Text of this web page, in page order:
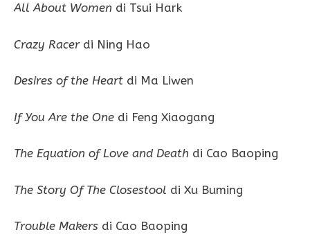
All About Women di Tsui Hark
Crazy Racerdi Ning Hao
Desires of the Heart di Ma Liwen
If You Are the One di Feng Xiaogang
The Equation of Love and Death di Cao Baoping
The Story Of The Closestool di Xu Buming
Trouble Makers di Cao Baoping